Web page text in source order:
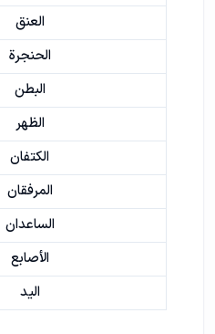
العنق
الحنجرة
البطن
الظهر
الکتفان
المرفقان
الساعدان
الأصابع
الید